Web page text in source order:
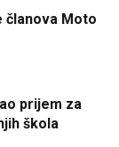
članova Moto
prijem za
škola